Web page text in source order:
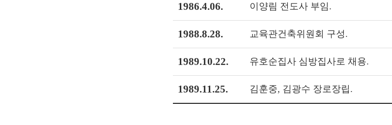
1986.4.06. 이양림 전도사 부임.
1988.8.28. 교육관건축위원회 구성.
1989.10.22. 유호순집사 심방집사로 채용.
1989.11.25. 김훈중, 김광수 장로장립.